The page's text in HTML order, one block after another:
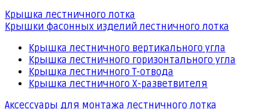
Крышка лестничного лотка
Крышки фасонных изделий лестничного лотка
Крышка лестничного вертикального угла
Крышка лестничного горизонтального угла
Крышка лестничного Т-отвода
Крышка лестничного Х-разветвителя
Аксессуары для монтажа лестничного лотка